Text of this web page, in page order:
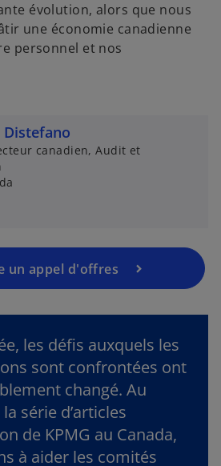
évolution, alors que nous
une économie canadienne
personnel et nos
Distefano
canadien, Audit et
un appel d'offres
les défis auxquels les
sont confrontées ont
changé. Au
série d’articles
de KPMG au Canada,
à aider les comités